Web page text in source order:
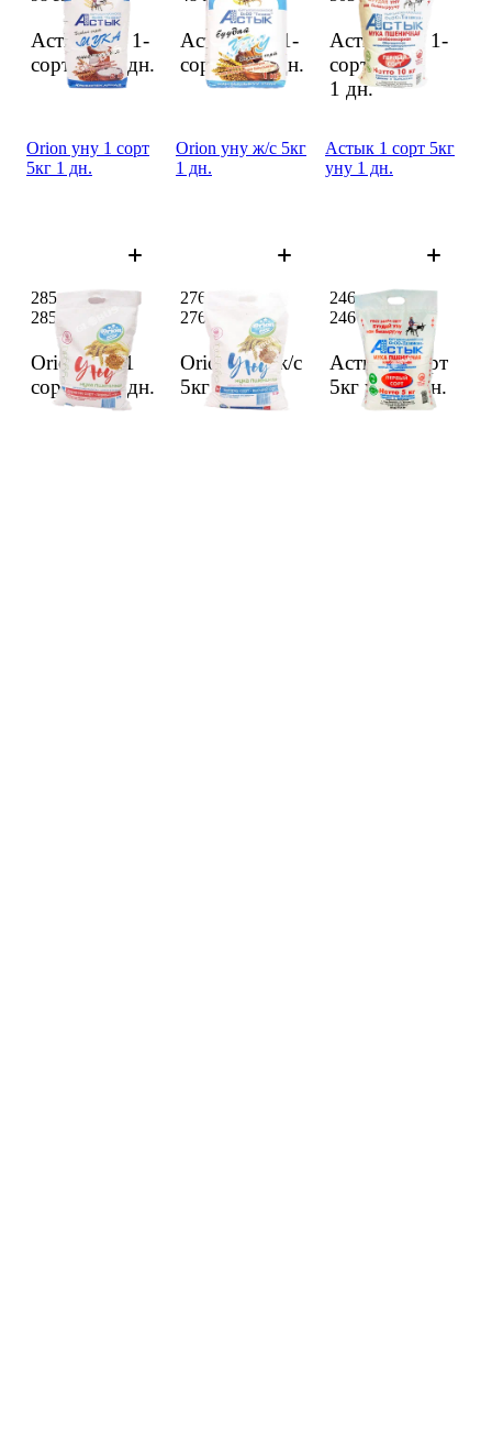
Астык уну 1-
сорт 2кг1 дн.
Астык уну 1-
сорт 1кг1 дн.
Астык уну 1-
сорт 10кг
1 дн.
Orion уну 1 сорт
5кг 1 дн.
Orion уну 1
сорт 5кг1 дн.
285 сом
285 сом
Orion уну ж/с 5кг
1 дн.
Orion уну ж/с
5кг 1 дн.
276 сом
276 сом
Астык 1 сорт 5кг
уну 1 дн.
Астык 1 сорт
5кг уну1 дн.
246 сом
246 сом